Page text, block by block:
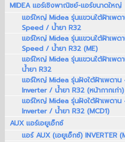
MIDEA แอร์เชิงพาณิชย์-แอร์ขนาดใหญ่
แอร์ใหญ่ Midea รุ่นแขวนใต้ฝ้าเพ
Speed / น้ำยา R32
แอร์ใหญ่ Midea รุ่นแขวนใต้ฝ้าเพ
Speed / น้ำยา R32 (ME)
แอร์ใหญ่ Midea รุ่นแขวนใต้ฝ้าเพ
น้ำยา R32
แอร์ใหญ่ Midea รุ่นฝังใต้ฝ้าเพดา
Inverter / น้ำยา R32 (หน้ากากเก่า)
แอร์ใหญ่ Midea รุ่นฝังใต้ฝ้าเพดา
Inverter / น้ำยา R32 (MCD1)
AUX แอร์เอยูเอ็กซ์
แอร์ AUX (เอยูเอ็กซ์) INVERTER